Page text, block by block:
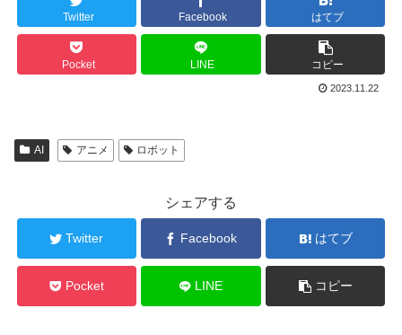
Twitter Facebook はてブ
Pocket LINE コピー
2023.11.22
AI アニメ ロボット
シェアする
Twitter Facebook はてブ
Pocket LINE コピー